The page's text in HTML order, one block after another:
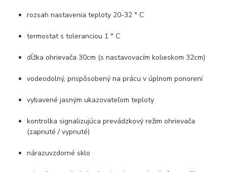
rozsah nastavenia teploty 20-32 ° C
termostat s toleranciou 1 ° C
dĺžka ohrievača 30cm (s nastavovacím kolieskom 32cm)
vodeodolný, prispôsobený na prácu v úplnom ponorení
vybavené jasným ukazovateľom teploty
kontrolka signalizujúca prevádzkový režim ohrievača
(zapnuté / vypnuté)
nárazuvzdorné sklo